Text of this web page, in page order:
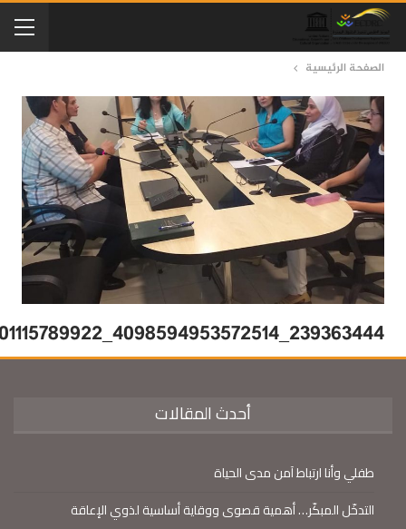
الصفحة الرئيسية
239363444_4098594953572514_6282644701115789922_n
أحدث المقالات
طفلي وأنا ارتباط آمن مدى الحياة
التدخّل المبكّر… أهمية قصوى ووقاية أساسية لذوي الإعاقة